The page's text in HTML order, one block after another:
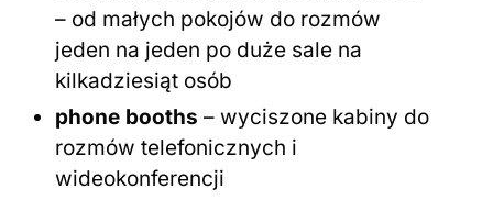
– od małych pokojów do rozmów
jeden na jeden po duże sale na
kilkadziesiąt osób
phone booths – wyciszone kabiny do
rozmów telefonicznych i
wideokonferencji